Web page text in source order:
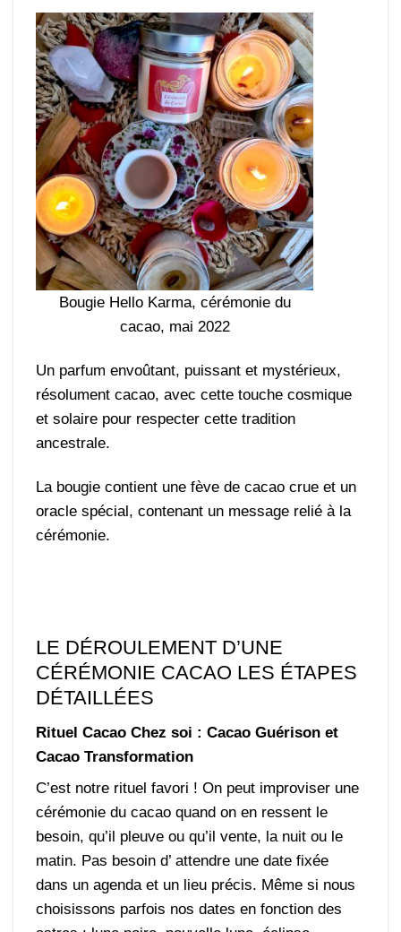
Bougie Hello Karma, cérémonie du
cacao, mai 2022
Un parfum envoûtant, puissant et mystérieux,
résolument cacao, avec cette touche cosmique
et solaire pour respecter cette tradition
ancestrale.
La bougie contient une fève de cacao crue et un
oracle spécial, contenant un message relié à la
cérémonie.
LE DÉROULEMENT D’UNE
CÉRÉMONIE CACAO LES ÉTAPES
DÉTAILLÉES
Rituel Cacao Chez soi : Cacao Guérison et
Cacao Transformation
C’est notre rituel favori ! On peut improviser une
cérémonie du cacao quand on en ressent le
besoin, qu’il pleuve ou qu’il vente, la nuit ou le
matin. Pas besoin d’ attendre une date fixée
dans un agenda et un lieu précis. Même si nous
choisissons parfois nos dates en fonction des